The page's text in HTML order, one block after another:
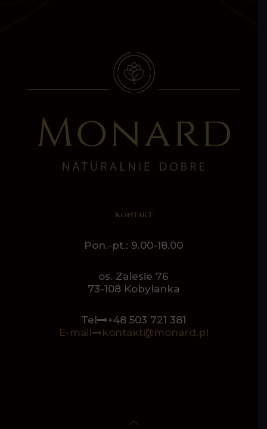
Kontakt
Pon.-pt.: 9.00-18.00
os. Zalesie 76
73-108 Kobylanka
Tel
+48 503 721 381
E-mail
kontakt@monard.pl